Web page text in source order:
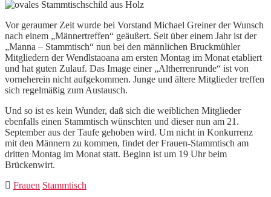
Vor geraumer Zeit wurde bei Vorstand Michael Greiner der Wunsch
nach einem „Männertreffen“ geäußert. Seit über einem Jahr ist der
„Manna – Stammtisch“ nun bei den männlichen Bruckmühler
Mitgliedern der Wendlstaoana am ersten Montag im Monat etabliert
und hat guten Zulauf. Das Image einer „Altherrenrunde“ ist von
vorneherein nicht aufgekommen. Junge und ältere Mitglieder treffen
sich regelmäßig zum Austausch.
Und so ist es kein Wunder, daß sich die weiblichen Mitglieder
ebenfalls einen Stammtisch wünschten und dieser nun am 21.
September aus der Taufe gehoben wird. Um nicht in Konkurrenz
mit den Männern zu kommen, findet der Frauen-Stammtisch am
dritten Montag im Monat statt. Beginn ist um 19 Uhr beim
Brückenwirt.
Frauen Stammtisch